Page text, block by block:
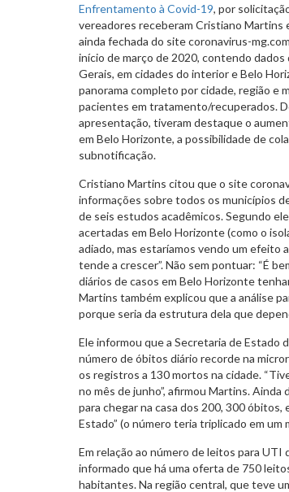
Enfrentamento à Covid-19, por
vereadores receberam Cristiano Martins
ainda fechada do site coronavirus-
início de março de 2020, contendo
Gerais, em cidades do interior e Belo
panorama completo por cidade, região e
pacientes em tratamento/recuperados.
apresentação, tiveram destaque o
em Belo Horizonte, a possibilidade de
subnotificação.
Cristiano Martins citou que o site
informações sobre todos os municípios
de seis estudos acadêmicos. Segundo
acertadas em Belo Horizonte (como o
adiado, mas estaríamos vendo um efeito
tende a crescer”. Não sem pontuar: “É
diários de casos em Belo Horizonte
Martins também explicou que a análise
porque seria da estrutura dela que
Ele informou que a Secretaria de Estado
número de óbitos diário recorde na
os registros a 130 mortos na cidade.
no mês de junho”, afirmou Martins. Ainda
para chegar na casa dos 200, 300
Estado” (o número teria triplicado em um
Em relação ao número de leitos para
informado que há uma oferta de 750
habitantes. Na região central, que teve